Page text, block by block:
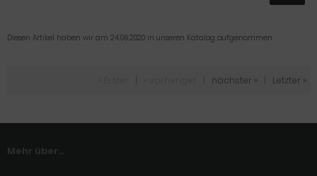
Diesen Artikel haben wir am 24.06.2020 in unseren Katalog aufgenommen.
nächster » Letzter »
Mehr über...